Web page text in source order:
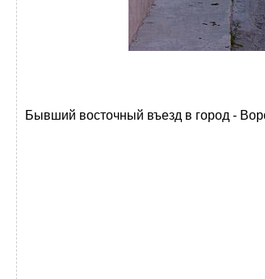
Бывший восточный въезд в город -